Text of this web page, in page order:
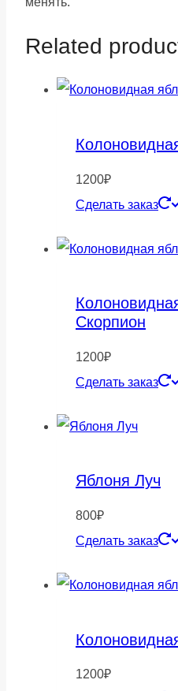
Related
1200₽
Сделать заказ
Скорпион
1200₽
Сделать заказ
Яблоня Луч
800₽
Сделать заказ
1200₽